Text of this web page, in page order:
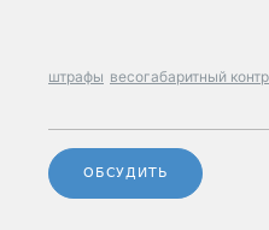
штрафы весогабаритный
ОБСУДИТЬ